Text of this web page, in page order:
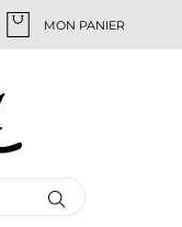
MON PANIER